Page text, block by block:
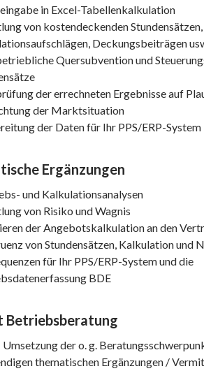
in Excel-Tabellenkalkulation
von kostendeckenden
Deckungsbeiträgen
Quersubvention und
der errechneten Ergebnisse auf
der Marktsituation
der Daten für Ihr PPS/ERP-System
Ergänzungen
und Kalkulationsanalysen
von Risiko und Wagnis
der Angebotskalkulation an den
von Stundensätzen, Kalkulation und
für Ihr PPS/ERP-System und die
BDE
Betriebsberatung
Umsetzung der o. g.
thematischen Ergänzungen /